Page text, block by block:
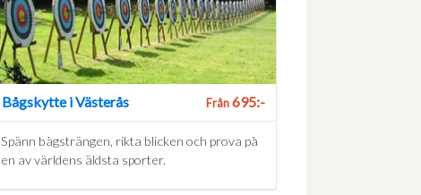
Bågskytte i Västerås Från695:-
Spänn bågsträngen, rikta blicken och prova på
en av världens äldsta sporter.